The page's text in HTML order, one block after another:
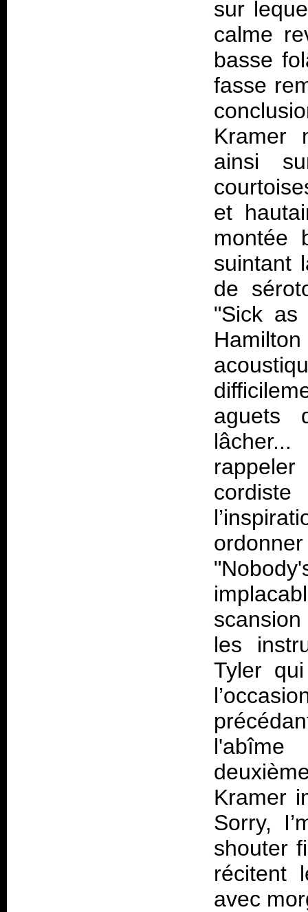
sur
calme
basse
fasse
Kramer
ainsi
et
montée
suintant
de
"Sick as
aguets
les
Tyler
Kramer
Sorry,
shouter
récitent
avec